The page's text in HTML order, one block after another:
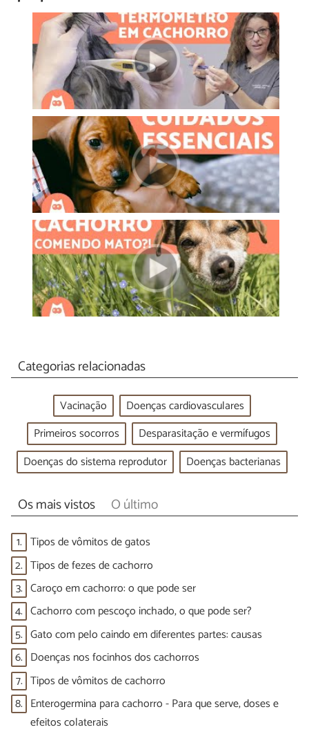
Categorias relacionadas
Vacinação
Doenças cardiovasculares
Primeiros socorros
Desparasitação e vermífugos
Doenças do sistema reprodutor
Doenças bacterianas
Os mais vistos O último
1. Tipos de vômitos de gatos
2. Tipos de fezes de cachorro
3. Caroço em cachorro: o que pode ser
4. Cachorro com pescoço inchado, o que pode ser?
5. Gato com pelo caindo em diferentes partes: causas
6. Doenças nos focinhos dos cachorros
7. Tipos de vômitos de cachorro
8. Enterogermina para cachorro - Para que serve, doses e
efeitos colaterais